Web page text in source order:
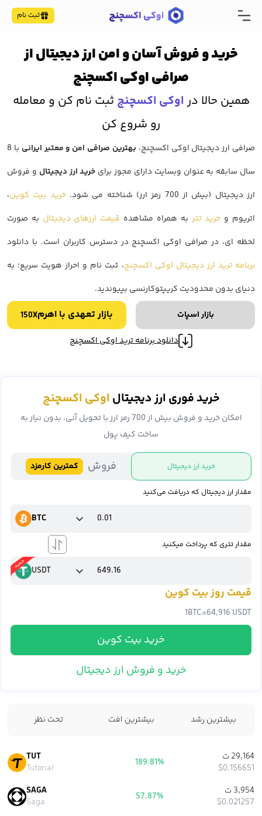
ثبت نام
خرید و فروش آسان و امن ارز دیجیتال از
صرافی اوکی اکسچنج
همین حالا دراوکی اکسچنج ثبت نام کن و معامله
رو شروع کن
صرافی ارز دیجیتال اوکی اکسچنج، بهترین صرافی امن و معتبر ایرانی
با 8
سال سابقه به عنوان وبسایت دارای مجوز برای خرید ارز دیجیتال و فروش
ارز دیجیتال (بیش از 700 رمز ارز) شناخته می شود.
خرید بیت کوین،
اتریوم و خرید تتر به همراه مشاهده قیمت ارزهای دیجیتال به صورت
لحظه ای، در صرافی اوکی اکسچنج در دسترس کاربران است. با دانلود
برنامه ترید ارز دیجیتال اوکی اکسچنج، ثبت نام و احراز هویت سریع؛ به
دنیای بدون محدودیت کریپتوکارنسی بپیوندید.
بازار اسپات
بازار تعهدی با اهرم150X
دانلود برنامه ترید اوکی اکسچنج
خرید فوری ارز دیجیتال اوکی اکسچنج
امکان خرید و فروش بیش از 700 رمز ارز با تحویل آنی، بدون نیاز به
ساخت کیف پول
خرید ارز دیجیتال فروش کمترین کارمزد
مقدار ارز دیجیتال که دریافت می‌کنید
BTC
مقدار تتری که پرداخت میکنید
USDT
قیمت روز بیت کوین
1BTC=64,916 USDT
خرید بیت کوین
خرید و فروش ارز دیجیتال
بیشترین رشد بیشترین افت تحت نظر
TUT
Tutorial
189.81%
29,164 ت
$0.156651
SAGA
Saga
57.87%
3,954 ت
$0.021257